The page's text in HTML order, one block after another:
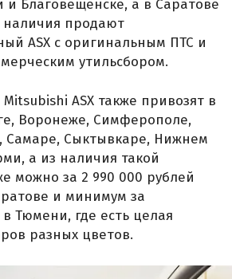
и Благовещенске, а в Саратове
наличия продают
ASX с оригинальным ПТС и
утильсбором.
ASX также привозят в
Воронеже, Симферополе,
Самаре, Сыктывкаре, Нижнем
а из наличия такой
можно за 2 990 000 рублей
и минимум за
Тюмени, где есть целая
разных цветов.